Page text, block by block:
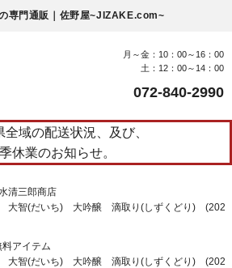
専門通販｜佐野屋~JIZAKE.com~
月～金：10：00～16：00
土：12：00～14：00
072-840-2990
域の配送状況、及び、
休業のお知らせ。
清三郎商店
大智(だいち) 大吟醸 滴取り(しずくどり) (202
アイテム
大智(だいち) 大吟醸 滴取り(しずくどり) (202